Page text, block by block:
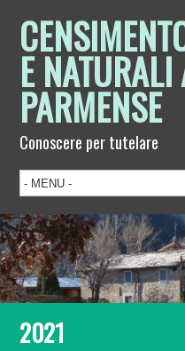
E
PARMENSE
Conoscere per tutelare
2021